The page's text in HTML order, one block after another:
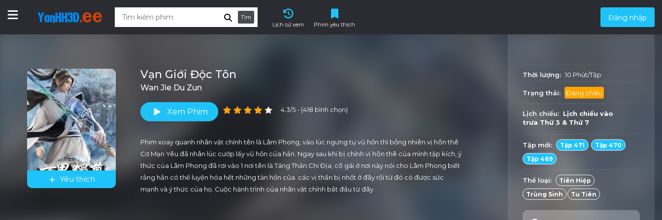
Tìm
Lịch sử xem
Phim yêu thích
Đăng nhập
Yêu thích
Vạn Giới Độc Tôn
Wan Jie Du Zun
Xem Phim 4.3/5 - (418 bình chọn)
Phim xoay quanh nhân vật chính tên là Lâm Phong, vào lúc ngưng tụ vũ hồn thì bỗng nhiên vị hôn thê
Cơ Mạn Yêu đã nhân lúc cướp lấy vũ hồn của hắn. Ngay sau khi bị chính vị hôn thê của mình tập kích, ý
thức của Lâm Phong đã rơi vào 1 nơi tên là Táng Thần Chi Địa, cô gái ở nơi này nói cho Lâm Phong biết
rằng hắn có thể luyện hóa hết những tàn hồn của các vị thần bị nhốt ở đây rồi từ đó có được sức
mạnh và ý thức của họ. Cuộc hành trình của nhân vật chính bắt đầu từ đây.
Thời lượng: 10 Phút/Tập
Trạng thái: Đang chiếu
Lịch chiếu: Lịch chiếu vào
trưa Thứ 3 & Thứ 7
Tập mới: Tập 471
Tập 470
Tập 469
Thể loại:
Tiên Hiệp
Trùng Sinh
Tu Tiên